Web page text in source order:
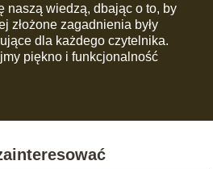
naszą wiedzą, dbając o to, by
złożone zagadnienia były
dla każdego czytelnika.
piękno i funkcjonalność